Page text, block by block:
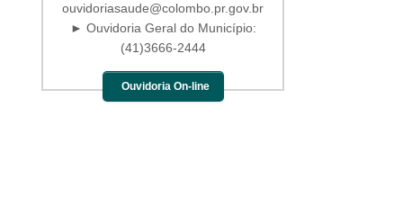
ouvidoriasaude@colombo.pr.gov.br
► Ouvidoria Geral do Município:
(41)3666-2444
Ouvidoria On-line